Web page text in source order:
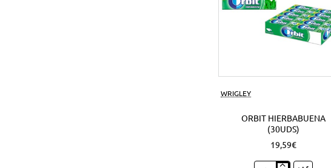
WRIGLEY
ORBIT HIERBABUENA
(30UDS)
19,59€